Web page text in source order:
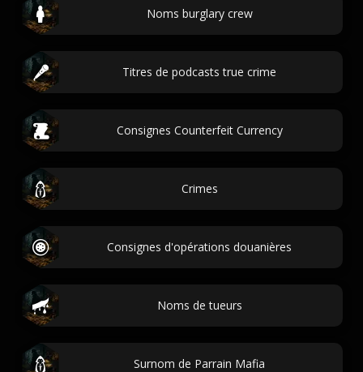
Noms burglary crew
Titres de podcasts true crime
Consignes Counterfeit Currency
Crimes
Consignes d'opérations douanières
Noms de tueurs
Surnom de Parrain Mafia